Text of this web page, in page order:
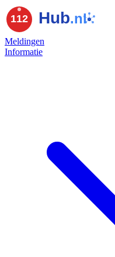
Meldingen
Informatie